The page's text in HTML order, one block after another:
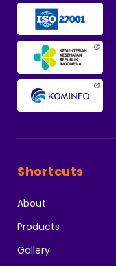
Shortcuts
About
Products
Gallery